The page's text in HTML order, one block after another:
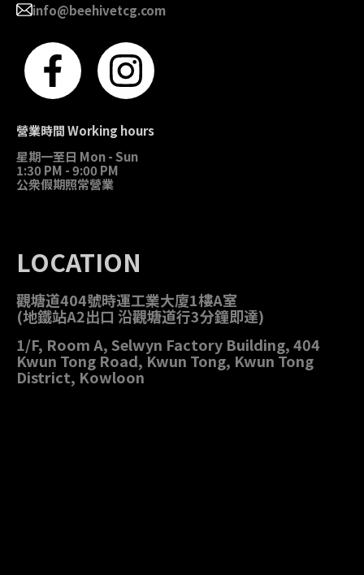
info@beehivetcg.com
營業時間 Working hours
星期一至日 Mon - Sun
1:30 PM - 9:00 PM
公衆假期照常營業
LOCATION
觀塘道404號時運工業大廈1樓A室
(地鐵站A2出口 沿觀塘道行3分鐘即達)
1/F, Room A, Selwyn Factory Building, 404
Kwun Tong Road, Kwun Tong, Kwun Tong
District, Kowloon